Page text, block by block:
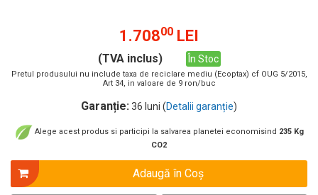
1.70800 LEI
(TVA inclus) În Stoc
Pretul produsului nu include taxa de reciclare mediu (Ecoptax) cf OUG 5/2015,
Art 34, in valoare de 9 ron/buc
Garanție:36 luni (Detalii garanție)
Alege acest produs si participi la salvarea planetei economisind 235 Kg
CO2
Adaugă în Coş